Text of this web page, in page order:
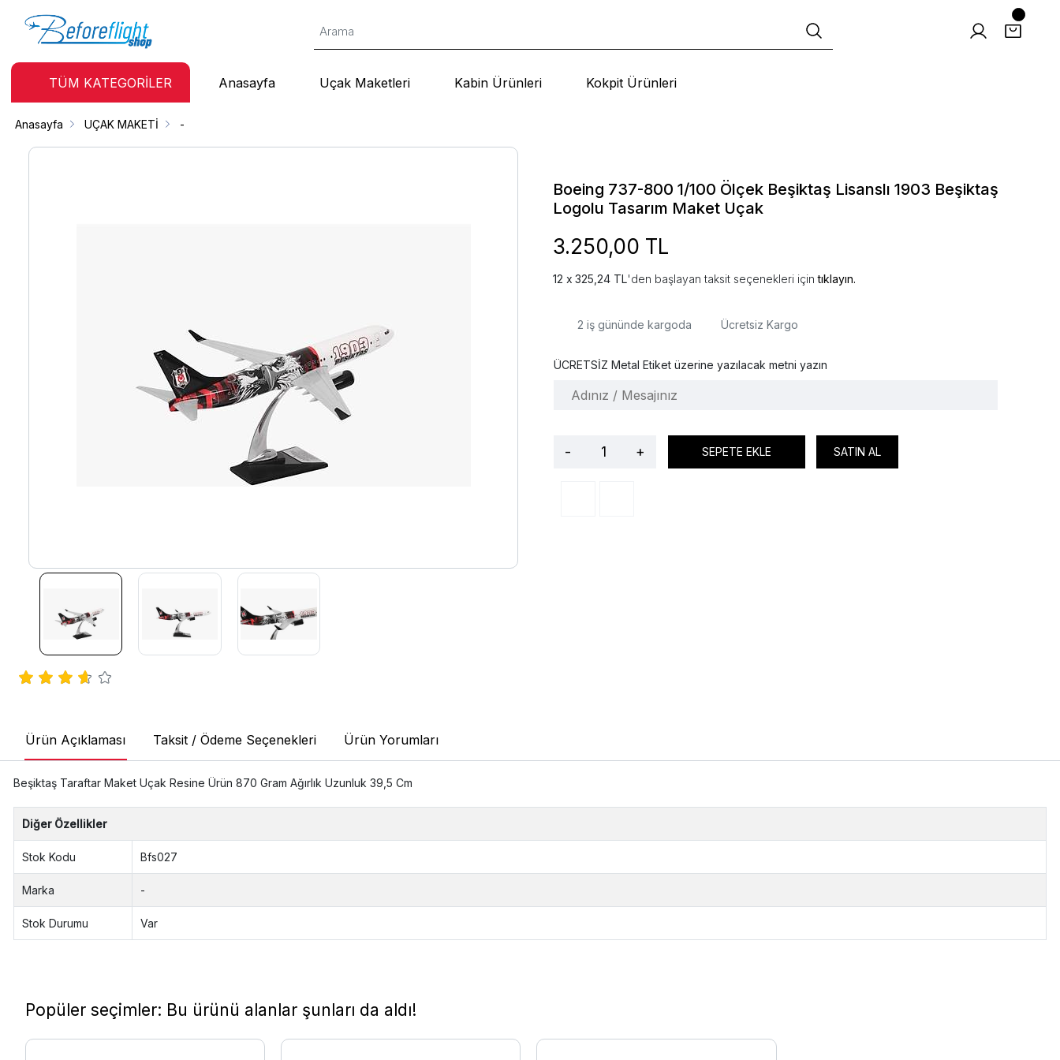
TÜM KATEGORİLER Anasayfa Uçak Maketleri Kabin Ürünleri Kokpit Ürünleri
Anasayfa UÇAK MAKETİ -
Boeing 737-800 1/100 Ölçek Beşiktaş Lisanslı 1903 Beşiktaş
Logolu Tasarım Maket Uçak
3.250,00 TL
325,24 TL'den başlayan taksit seçenekleri içintıklayın.
2 iş gününde kargoda Ücretsiz Kargo
ÜCRETSİZ Metal Etiket üzerine yazılacak metni yazın
- + SEPETE EKLE SATIN AL
Ürün Açıklaması Taksit / Ödeme Seçenekleri Ürün Yorumları
Beşiktaş Taraftar Maket Uçak Resine Ürün 870 Gram Ağırlık Uzunluk 39,5 Cm
Diğer Özellikler
Stok Kodu Bfs027
Marka -
Stok Durumu Var
Popüler seçimler: Bu ürünü alanlar şunları da aldı!